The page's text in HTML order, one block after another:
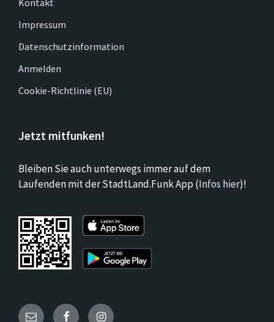
Kontakt
Impressum
Datenschutzinformation
Anmelden
Cookie-Richtlinie (EU)
Jetzt mitfunken!
Bleiben Sie auch unterwegs immer auf dem
Laufenden mit der StadtLand.Funk App (Infos hier)!
Email FacebookInstagram